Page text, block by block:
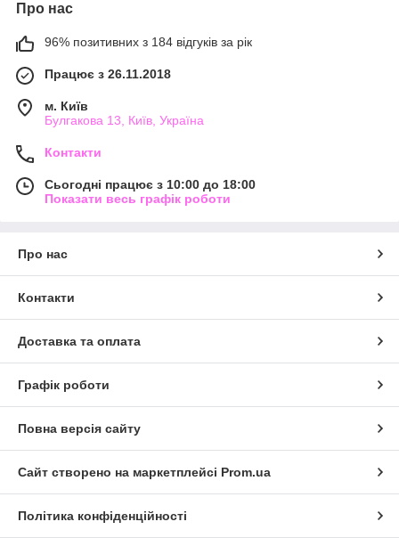
Про нас
96% позитивних з 184 відгуків за рік
Працює з 26.11.2018
м. Київ
Булгакова 13, Київ, Україна
Контакти
Сьогодні працює з 10:00 до 18:00
Показати весь графік роботи
Про нас
Контакти
Доставка та оплата
Графік роботи
Повна версія сайту
Сайт створено на маркетплейсі Prom.ua
Політика конфіденційності